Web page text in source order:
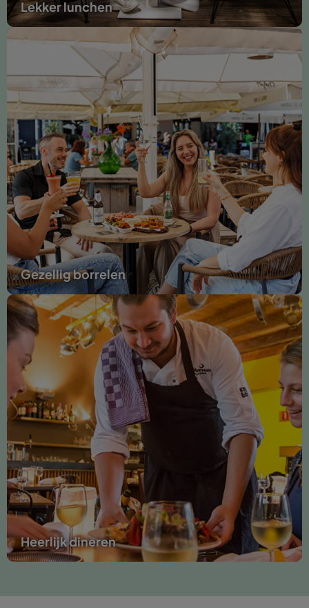
Lekker lunchen
Gezellig borrelen
Heerlijk dineren